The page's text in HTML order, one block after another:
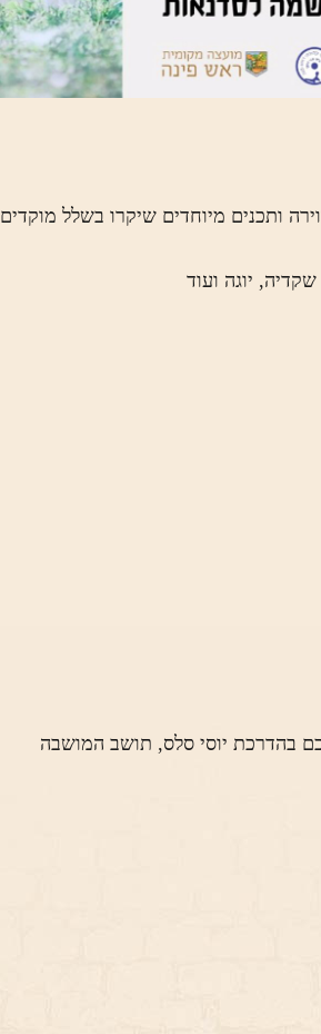
ותכנים מיוחדים שיקרו בשלל מוקדים
יוגה ועוד
בהדרכת יוסי סלס, תושב המושבה